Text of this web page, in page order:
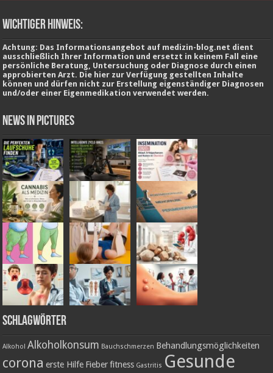
wichtiger Hinweis:
Achtung: Das Informationsangebot auf medizin-blog.net dient
ausschließlich Ihrer Information und ersetzt in keinem Fall eine
persönliche Beratung, Untersuchung oder Diagnose durch einen
approbierten Arzt. Die hier zur Verfügung gestellten Inhalte
können und dürfen nicht zur Erstellung eigenständiger Diagnosen
und/oder einer Eigenmedikation verwendet werden.
News in Pictures
Schlagwörter
Alkohol Alkoholkonsum Bauchschmerzen Behandlungsmöglichkeiten
corona erste Hilfe Fieber fitness Gastritis Gesunde